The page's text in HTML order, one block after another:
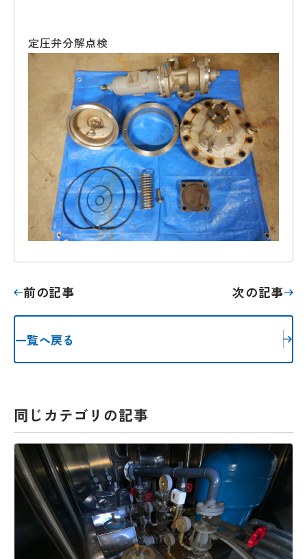
定圧弁分解点検
前の記事 次の記事
一覧へ戻る
同じカテゴリの記事